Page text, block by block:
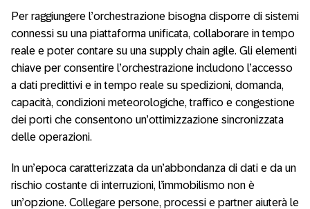
Per raggiungere l’orchestrazione bisogna disporre di sistemi
connessi su una piattaforma unificata, collaborare in tempo
reale e poter contare su una supply chain agile. Gli elementi
chiave per consentire l’orchestrazione includono l’accesso
a dati predittivi e in tempo reale su spedizioni, domanda,
capacità, condizioni meteorologiche, traffico e congestione
dei porti che consentono un’ottimizzazione sincronizzata
delle operazioni.
In un’epoca caratterizzata da un’abbondanza di dati e da un
rischio costante di interruzioni, l’immobilismo non è
un’opzione. Collegare persone, processi e partner aiuterà le